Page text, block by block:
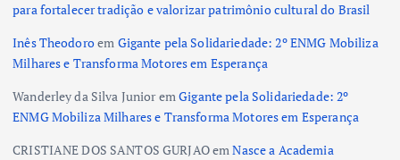
para fortalecer tradição e valorizar patrimônio cultural do Brasil
Inês Theodoroem Gigante pela Solidariedade: 2º ENMG Mobiliza
Milhares e Transforma Motores em Esperança
Wanderley da Silva JunioremGigante pela Solidariedade: 2º
ENMG Mobiliza Milhares e Transforma Motores em Esperança
CRISTIANE DOS SANTOS GURJAOemNasce a Academia